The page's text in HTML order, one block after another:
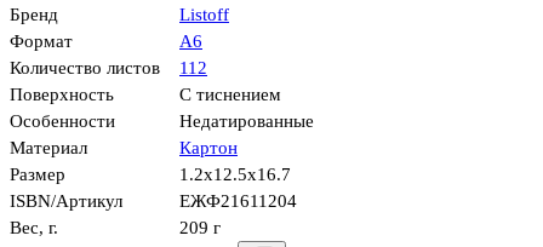
Бренд
Listoff
Формат
А6
Количество листов
112
Поверхность
С тиснением
Особенности
Недатированные
Материал
Картон
Размер
1.2x12.5x16.7
ISBN/Артикул
ЕЖФ21611204
Вес, г.
209 г